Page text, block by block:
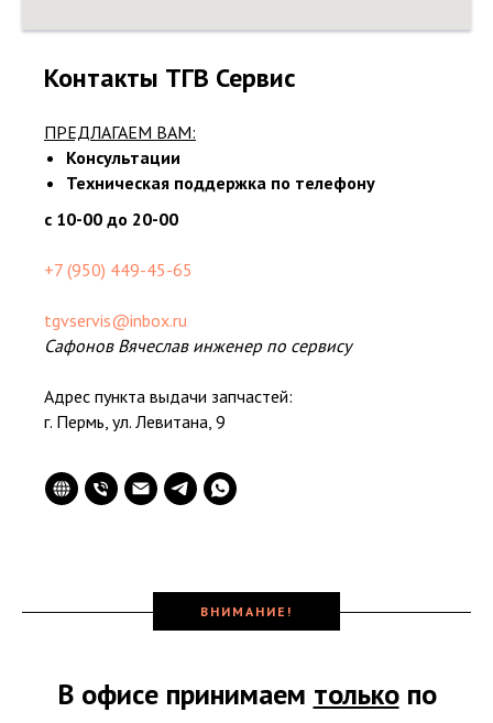
Контакты ТГВ Сервис
ПРЕДЛАГАЕМ ВАМ:
Консультации
Техническая поддержка по телефону
с 10-00 до 20-00
+7 (950) 449-45-65
tgvservis@inbox.ru
Сафонов Вячеслав инженер по сервису
Адрес пункта выдачи запчастей:
г. Пермь, ул. Левитана, 9
ВНИМАНИЕ!
В офисе принимаем толькопо